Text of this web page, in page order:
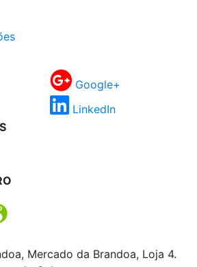
Google+
LinkedIn
Mercado da Brandoa, Loja 4.